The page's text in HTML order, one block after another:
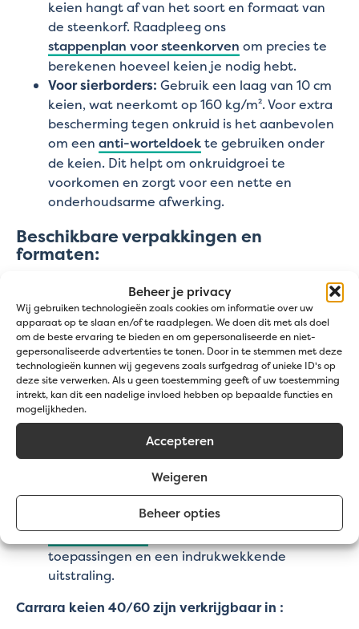
Beheer je privacy
Wij gebruiken technologieën zoals cookies om informatie over uw
apparaat op te slaan en/of te raadplegen. We doen dit met als doel
om de beste ervaring te bieden en om gepersonaliseerde en niet-
gepersonaliseerde advertenties te tonen. Door in te stemmen met deze
technologieën kunnen wij gegevens zoals surfgedrag of unieke ID's op
deze site verwerken. Als u geen toestemming geeft of uw toestemming
intrekt, kan dit een nadelige invloed hebben op bepaalde functies en
mogelijkheden.
Accepteren
Weigeren
Beheer opties
keien hangt af van het soort en formaat van
de steenkorf. Raadpleeg ons
stappenplan voor steenkorven om precies te
berekenen hoeveel keien je nodig hebt.
Voor sierborders: Gebruik een laag van 10 cm
keien, wat neerkomt op 160 kg/m². Voor extra
bescherming tegen onkruid is het aanbevolen
om een anti-worteldoekte gebruiken onder
de keien. Dit helpt om onkruidgroei te
voorkomen en zorgt voor een nette en
onderhoudsarme afwerking.
Beschikbare verpakkingen en
formaten:
De Carrara marmerkeien zijn verkrijgbaar in
verschillende formaten, zodat je altijd de juiste
keuze kunt maken voor jouw project:
Carrara 7/15: Perfect voor fijnere afwerkingen
en decoratieve details.
Carrara 15/25: Ideaal voor sierlijke
toepassingen in plantenbakken en rondom
Carrara 25/40: Een veelzijdige optie voor
zowel decoratie als gebruik in steenkorven.
Carrara 40/60: Geschikt voor grotere
steenkorven en strakke afwerkingen.
Carrara 60/100: Perfect voor robuuste
toepassingen en een indrukwekkende
uitstraling.
Carrara keien 40/60 zijn verkrijgbaar in :